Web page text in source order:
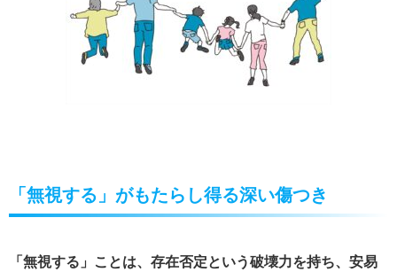
「無視する」がもたらし得る深い傷つき
「無視する」ことは、存在否定という破壊力を持ち、安易